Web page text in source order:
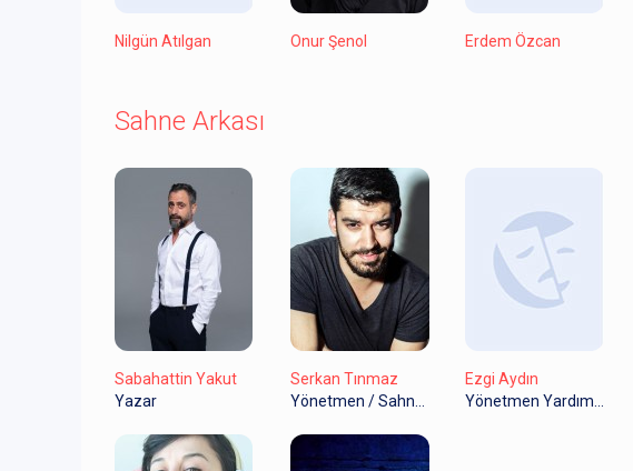
Nilgün Atılgan Onur Şenol Erdem Özcan
Sahne Arkası
Sabahattin Yakut
Yazar
Serkan Tınmaz
Yönetmen / Sahne Tasarım
Ezgi Aydın
Yönetmen Yardımcısı